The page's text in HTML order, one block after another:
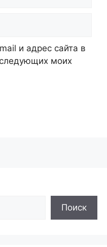
и адрес сайта в
моих
Поиск